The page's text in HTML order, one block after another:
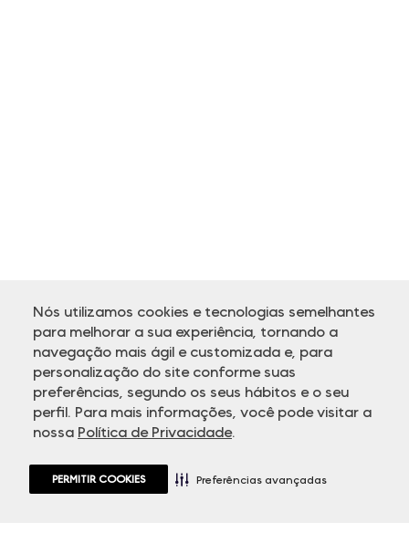
Nós utilizamos cookies e tecnologias semelhantes
para melhorar a sua experiência, tornando a
navegação mais ágil e customizada e, para
personalização do site conforme suas
preferências, segundo os seus hábitos e o seu
perfil. Para mais informações, você pode visitar a
nossa Política de Privacidade.
PERMITIR COOKIES Preferências avançadas